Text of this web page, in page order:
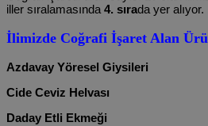
iller sıralamasında 4. sırada yer alıyor.
İlimizde Coğrafi İşaret Alan
Azdavay Yöresel Giysileri
Cide Ceviz Helvası
Daday Etli Ekmeği